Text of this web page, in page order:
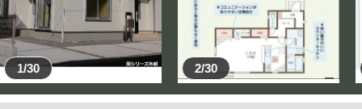
1/30 2/30